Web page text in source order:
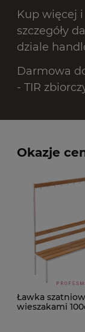
Kup więcej
szczegóły
dziale
Darmowa
- TIR
Okazje
Ławka
wieszakami